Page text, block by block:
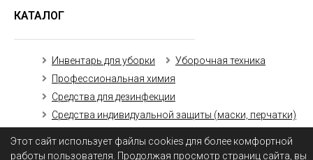
Этот сайт использует файлы cookies для более комфортной
работы пользователя. Продолжая просмотр страниц сайта, вы
КАТАЛОГ
Инвентарь для уборки
Уборочная техника
Профессиональная химия
Средства для дезинфекции
Средства индивидуальной защиты (маски, перчатки)